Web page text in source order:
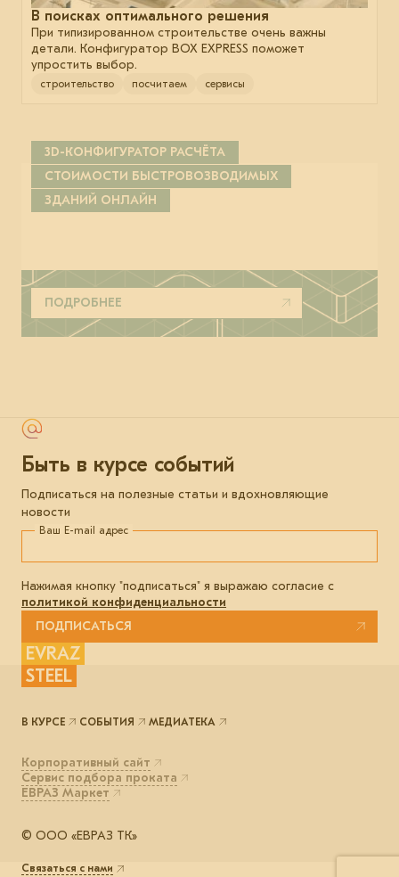
В поисках оптимального решения
При типизированном строительстве очень важны
детали. Конфигуратор BOX EXPRESS поможет
упростить выбор.
строительство посчитаем сервисы
3D-КОНФИГУРАТОР РАСЧЁТА
СТОИМОСТИ БЫСТРОВОЗВОДИМЫХ
ЗДАНИЙ ОНЛАЙН
ПОДРОБНЕЕ
Быть в курсе событий
Подписаться на полезные статьи и вдохновляющие
новости
Ваш E-mail адрес
Нажимая кнопку "подписаться" я выражаю согласие с
политикой конфиденциальности
ПОДПИСАТЬСЯ
EVRAZ
STEEL
© ООО «ЕВРАЗ ТК»
Корпоративный сайт
Сервис подбора проката
ЕВРАЗ Маркет
В КУРСЕ СОБЫТИЯ МЕДИАТЕКА
Связаться с нами